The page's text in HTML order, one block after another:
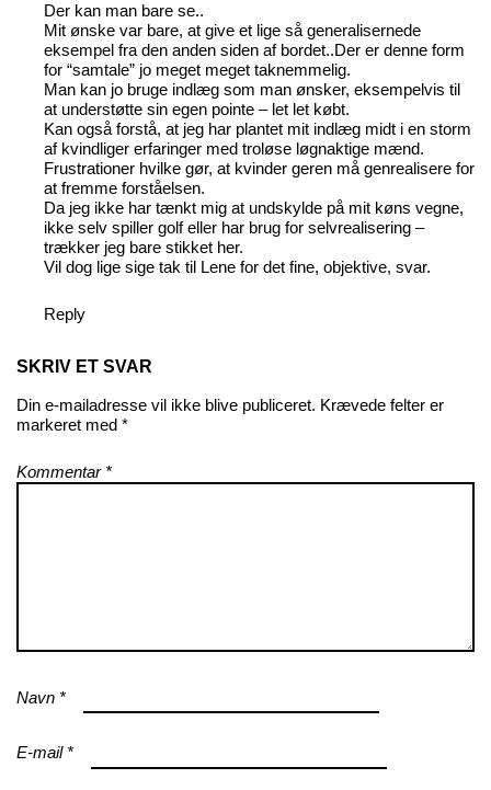
Der kan man bare se..
Mit ønske var bare, at give et lige så generalisernede
eksempel fra den anden siden af bordet..Der er denne form
for “samtale” jo meget meget taknemmelig.
Man kan jo bruge indlæg som man ønsker, eksempelvis til
at understøtte sin egen pointe – let let købt.
Kan også forstå, at jeg har plantet mit indlæg midt i en storm
af kvindliger erfaringer med troløse løgnaktige mænd.
Frustrationer hvilke gør, at kvinder geren må genrealisere for
at fremme forståelsen.
Da jeg ikke har tænkt mig at undskylde på mit køns vegne,
ikke selv spiller golf eller har brug for selvrealisering –
trækker jeg bare stikket her.
Vil dog lige sige tak til Lene for det fine, objektive, svar.
Reply
SKRIV ET SVAR
Din e-mailadresse vil ikke blive publiceret. Krævede felter er
markeret med *
Kommentar *
Navn *
E-mail *